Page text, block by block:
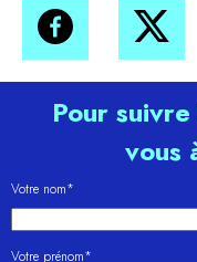
Pour
vous
Votre nom*
Votre prénom*